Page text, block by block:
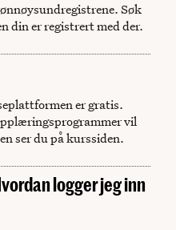
Søk
din er registrert med der.
er gratis.
vil
ser du på kurssiden.
logger jeg inn